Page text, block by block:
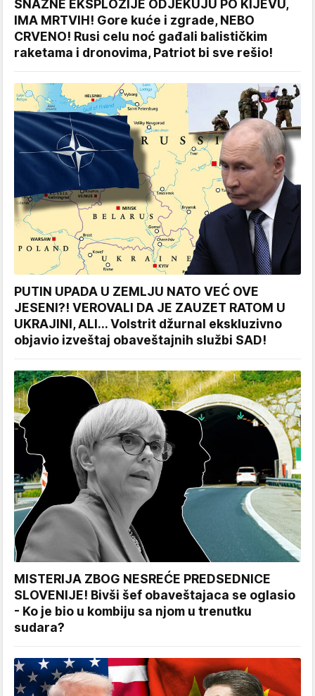
SNAŽNE EKSPLOZIJE ODJEKUJU PO KIJEVU,
IMA MRTVIH! Gore kuće i zgrade, NEBO
CRVENO! Rusi celu noć gađali balističkim
raketama i dronovima, Patriot bi sve rešio!
PUTIN UPADA U ZEMLJU NATO VEĆ OVE
JESENI?! VEROVALI DA JE ZAUZET RATOM U
UKRAJINI, ALI... Volstrit džurnal ekskluzivno
objavio izveštaj obaveštajnih službi SAD!
MISTERIJA ZBOG NESREĆE PREDSEDNICE
SLOVENIJE! Bivši šef obaveštajaca se oglasio
- Ko je bio u kombiju sa njom u trenutku
sudara?